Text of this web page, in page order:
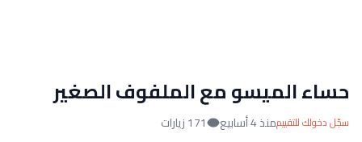
حساء الميسو مع الملفوف الصغير
سجّل دخولك للتقييممنذ 4 أسابيع 171 زيارات